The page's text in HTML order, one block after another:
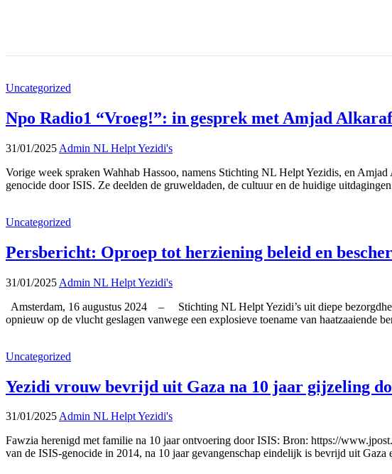
Uncategorized
Npo Radio1 “Vroeg!”: in gesprek met Amjad
31/01/2025 Admin NL Helpt Yezidi's
Vorige week spraken Wahhab Hassoo, namens Stichting NL Helpt Yezidis, en
genocide door ISIS. Ze deelden de gruweldaden, de cultuur en de huidige
Uncategorized
Persbericht: Oproep tot herziening beleid en
31/01/2025 Admin NL Helpt Yezidi's
Amsterdam, 16 augustus 2024 – Stichting NL Helpt Yezidi’s uit diepe
opnieuw op de vlucht geslagen vanwege een explosieve toename van
Uncategorized
Yezidi vrouw bevrijd uit Gaza na 10 jaar gijzeling
31/01/2025Admin NL Helpt Yezidi's
Fawzia herenigd met familie na 10 jaar ontvoering door ISIS: Bron: https://
van de ISIS-genocide in 2014, na 10 jaar gevangenschap eindelijk is bevrijd uit